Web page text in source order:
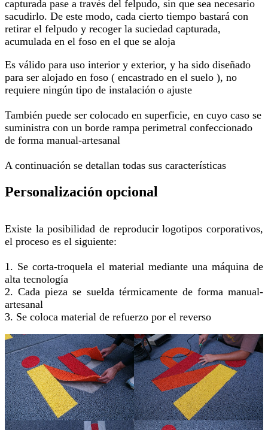
capturada pase a través del felpudo, sin que sea necesario
sacudirlo. De este modo, cada cierto tiempo bastará con
retirar el felpudo y recoger la suciedad capturada,
acumulada en el foso en el que se aloja​
Es válido para uso interior y exterior, y ha sido diseñado
para ser alojado en foso ( encastrado en el suelo ), no
requiere ningún tipo de instalación o ajuste
También puede ser colocado en superficie, en cuyo caso se
suministra con un borde rampa perimetral confeccionado
de forma manual-artesanal
A continuación se detallan todas sus características
Personalización opcional
Existe la posibilidad de reproducir logotipos corporativos,
el proceso es el siguiente:
1. Se corta-troquela el material mediante una máquina de
alta tecnología
2. Cada pieza se suelda térmicamente de forma manual-
artesanal
3. Se coloca material de refuerzo por el reverso